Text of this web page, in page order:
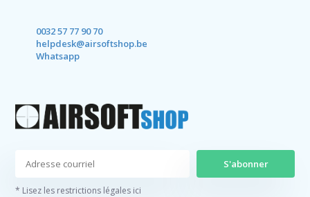
0032 57 77 90 70
helpdesk@airsoftshop.be
Whatsapp
S'abonner
* Lisez les restrictions légales ici